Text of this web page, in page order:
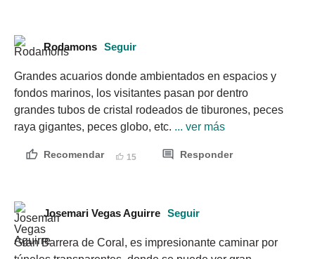
Rodamons Seguir
Grandes acuarios donde ambientados en espacios y
fondos marinos, los visitantes pasan por dentro
grandes tubos de cristal rodeados de tiburones, peces
raya gigantes, peces globo, etc. ... ver más
Recomendar 15 Responder
Josemari Vegas Aguirre Seguir
Gran Barrera de Coral, es impresionante caminar por